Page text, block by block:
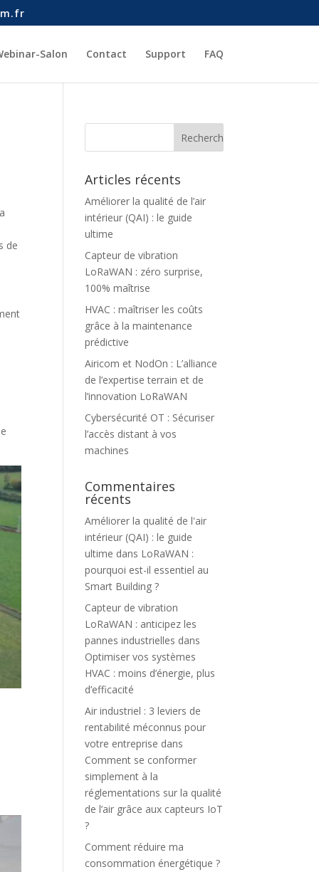
Salon Contact Support FAQ
de
Articles récents
Améliorer la qualité de l’air
intérieur (QAI) : le guide
ultime
Capteur de vibration
LoRaWAN : zéro surprise,
100% maîtrise
HVAC : maîtriser les coûts
grâce à la maintenance
prédictive
Airicom et NodOn : L’alliance
de l’expertise terrain et de
l’innovation LoRaWAN
Cybersécurité OT : Sécuriser
l’accès distant à vos
machines
Commentaires
récents
Améliorer la qualité de l'air
intérieur (QAI) : le guide
ultime dans LoRaWAN :
pourquoi est-il essentiel au
Smart Building ?
Capteur de vibration
LoRaWAN : anticipez les
pannes industrielles dans
Optimiser vos systèmes
HVAC : moins d’énergie, plus
d’efficacité
Air industriel : 3 leviers de
rentabilité méconnus pour
votre entreprise dans
Comment se conformer
simplement à la
réglementations sur la qualité
de l’air grâce aux capteurs IoT
?
Comment réduire ma
consommation énergétique ?